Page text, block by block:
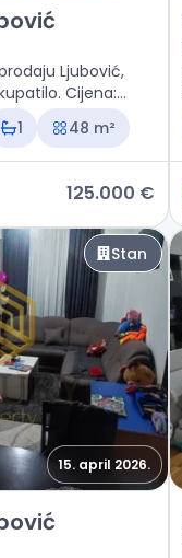
Ljubović
Ljubović,
Cijena:
1 48 m²
125.000 €
Stan
15. april 2026.
Ljubović